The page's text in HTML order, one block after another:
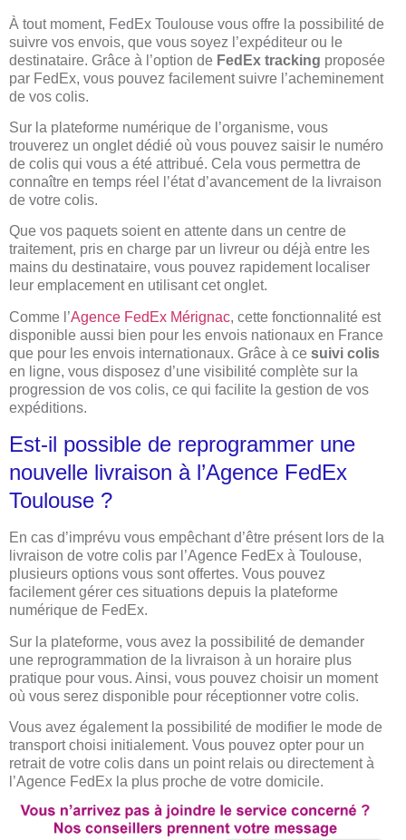
À tout moment, FedEx Toulouse vous offre la possibilité de
suivre vos envois, que vous soyez l’expéditeur ou le
destinataire. Grâce à l’option de FedEx tracking proposée
par FedEx, vous pouvez facilement suivre l’acheminement
de vos colis.
Sur la plateforme numérique de l’organisme, vous
trouverez un onglet dédié où vous pouvez saisir le numéro
de colis qui vous a été attribué. Cela vous permettra de
connaître en temps réel l’état d’avancement de la livraison
de votre colis.
Que vos paquets soient en attente dans un centre de
traitement, pris en charge par un livreur ou déjà entre les
mains du destinataire, vous pouvez rapidement localiser
leur emplacement en utilisant cet onglet.
Comme l’Agence FedEx Mérignac, cette fonctionnalité est
disponible aussi bien pour les envois nationaux en France
que pour les envois internationaux. Grâce à ce suivi colis
en ligne, vous disposez d’une visibilité complète sur la
progression de vos colis, ce qui facilite la gestion de vos
expéditions.
Est-il possible de reprogrammer une
nouvelle livraison à l’Agence FedEx
Toulouse ?
En cas d’imprévu vous empêchant d’être présent lors de la
livraison de votre colis par l’Agence FedEx à Toulouse,
plusieurs options vous sont offertes. Vous pouvez
facilement gérer ces situations depuis la plateforme
numérique de FedEx.
Sur la plateforme, vous avez la possibilité de demander
une reprogrammation de la livraison à un horaire plus
pratique pour vous. Ainsi, vous pouvez choisir un moment
où vous serez disponible pour réceptionner votre colis.
Vous avez également la possibilité de modifier le mode de
transport choisi initialement. Vous pouvez opter pour un
retrait de votre colis dans un point relais ou directement à
l’Agence FedEx la plus proche de votre domicile.